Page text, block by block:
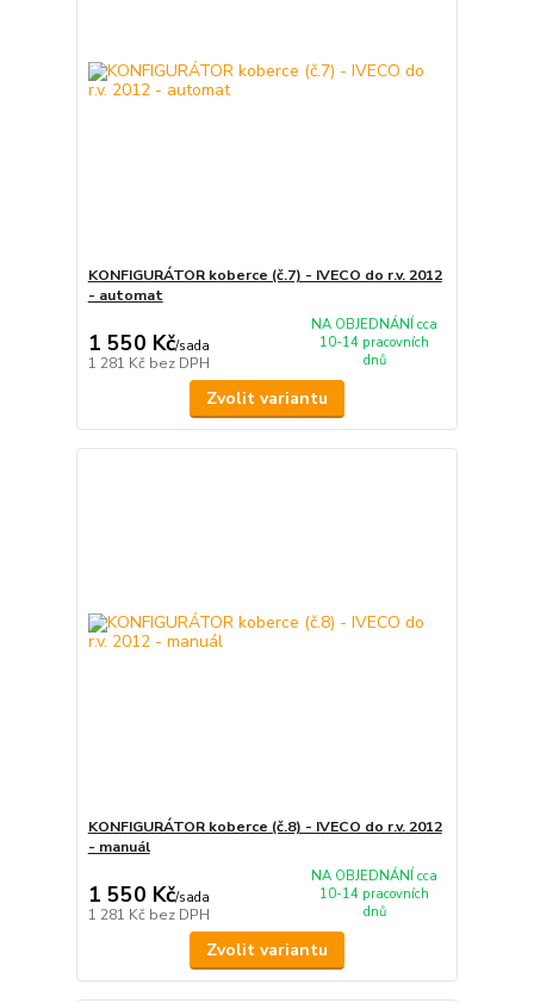
KONFIGURÁTOR koberce (č.7) - IVECO do r.v. 2012
- automat
1 550 Kč/sada
1 281 Kč bez DPH
NA OBJEDNÁNÍ cca
10-14 pracovních
dnů
Zvolit variantu
KONFIGURÁTOR koberce (č.8) - IVECO do r.v. 2012
- manuál
1 550 Kč/sada
1 281 Kč bez DPH
NA OBJEDNÁNÍ cca
10-14 pracovních
dnů
Zvolit variantu